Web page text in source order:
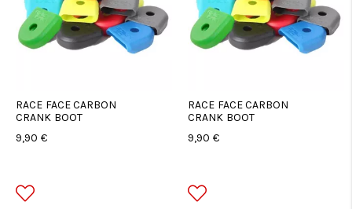
RACE FACE CARBON
CRANK BOOT
9,90 €
RACE FACE CARBON
CRANK BOOT
9,90 €